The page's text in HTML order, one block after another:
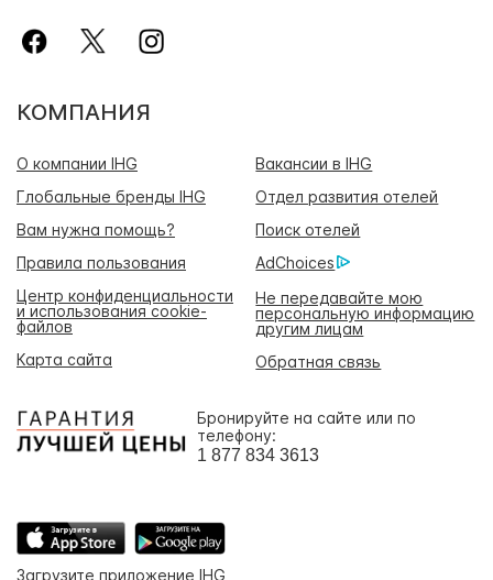
КОМПАНИЯ
О компании IHG
Вакансии в IHG
Глобальные бренды IHG
Отдел развития отелей
Вам нужна помощь?
Поиск отелей
Правила пользования
AdChoices
Центр конфиденциальности
и использования cookie-
файлов
Не передавайте мою
персональную информацию
другим лицам
Карта сайта
Обратная связь
Бронируйте на сайте или по
телефону:
1 877 834 3613
Загрузите приложение IHG